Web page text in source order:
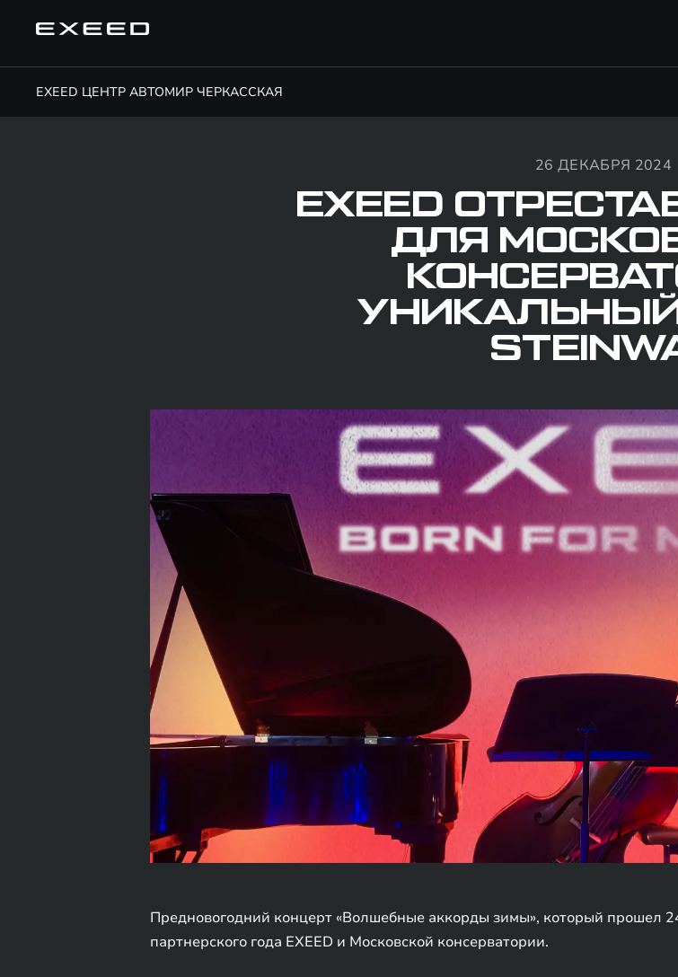
EXEED ЦЕНТР АВТОМИР ЧЕРКАССКАЯ
26 ДЕКАБРЯ 2024
EXEED
ДЛЯ
Предновогодний концерт «Волшебные аккорды зимы», который прошел
партнерского года EXEED и Московской консерватории.